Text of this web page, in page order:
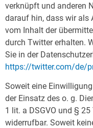
verknüpft und anderen
darauf hin, dass wir als
vom Inhalt der
durch Twitter erhalten.
Sie in der
https://twitter.com/de/
Soweit eine
der Einsatz des o. g.
1 lit. a DSGVO und §
widerrufbar. Soweit